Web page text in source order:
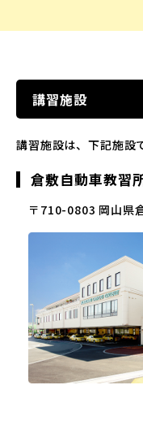
講習施設
講習施設は、下記施設
倉敷自動車教習
〒710-0803 岡山県